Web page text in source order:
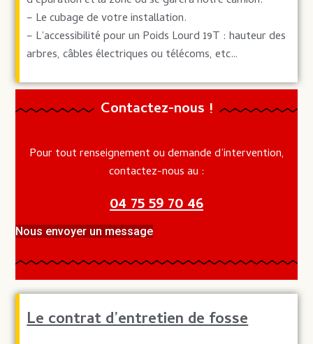
– Le cubage de votre installation.
– L’accessibilité pour un Poids Lourd 19T : hauteur des
arbres, câbles électriques ou télécoms, etc…
Contactez-nous !
Pour tout renseignement ou demande d’intervention,
contactez-nous au :
04 75 59 70 46
Nous envoyer un message
Le contrat d’entretien de fosse